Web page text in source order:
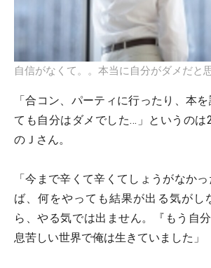
自信がなくて。。本当に自分がダメだと
「合コン、パーティに行ったり、本
ても自分はダメでした…」というのは
のＪさん。
「今まで辛くて辛くてしょうがなか
ば、何をやっても結果が出る気がし
ら、やる気では出ません。『もう自
息苦しい世界で俺は生きていました」